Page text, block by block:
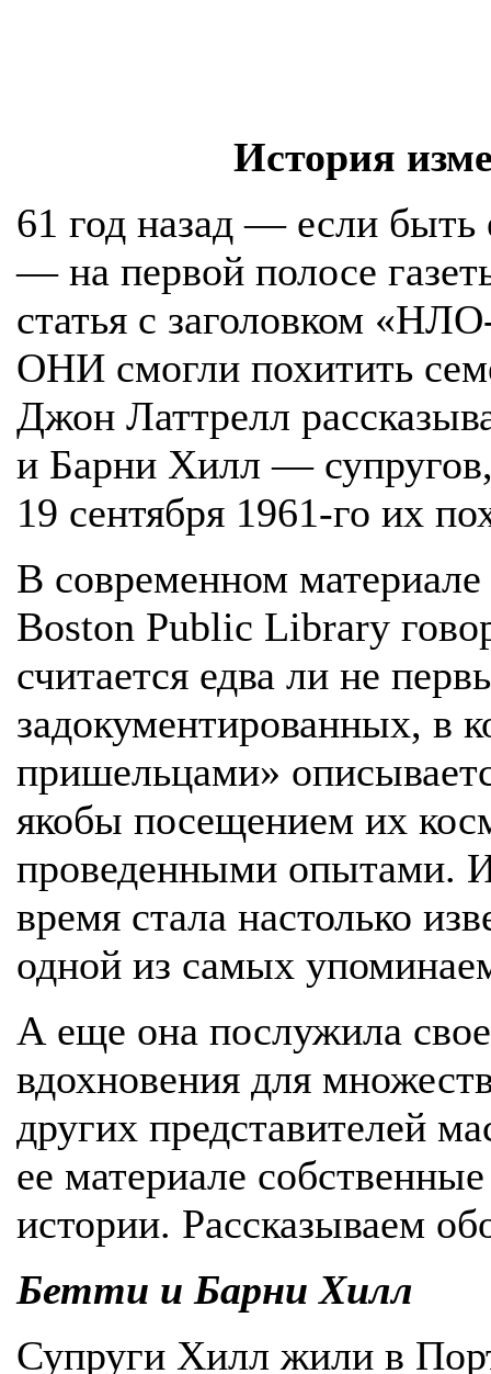
История
61 год назад — если быть
— на первой полосе
статья с заголовком
ОНИ смогли похитить
Джон Латтрелл
и Барни Хилл —
19 сентября 1961-го их
В современном материале
Boston Public Library
считается едва ли не
задокументированных, в
пришельцами»
якобы посещением их
проведенными опытами.
время стала настолько
одной из самых
А еще она послужила
вдохновения для
других представителей
ее материале
истории. Рассказываем
Бетти и Барни Хилл
Супруги Хилл жили в